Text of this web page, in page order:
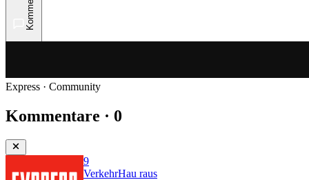
Express · Community
Kommentare · 0
9
VerkehrHau raus